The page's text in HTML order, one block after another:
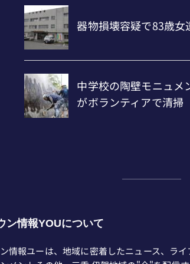
ン情報YOUについて
情報ユーは、地域に密着したニュース、ラ